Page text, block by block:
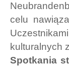
celu
kulturalnych
Spotkania